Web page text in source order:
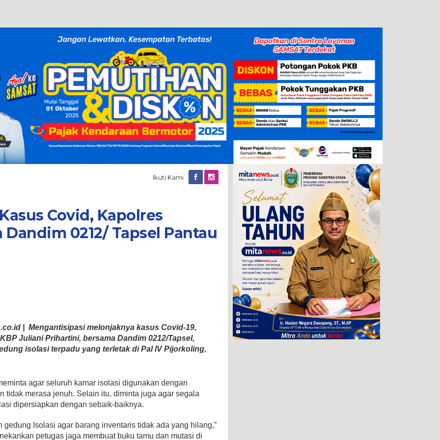
Ikuti Kami
Covid, Kapolres
0212/ Tapsel Pantau
| Mengantisipasi melonjaknya kasus Covid-19,
Juliani Prihartini, bersama Dandim 0212/Tapsel,
isolasi terpadu yang terletak di Pal IV Pijorkoling,
agar seluruh kamar isolasi digunakan dengan
tidak merasa jenuh. Selain itu, diminta juga agar segala
dipersiapkan dengan sebaik-baiknya.
gedung Isolasi agar barang inventaris tidak ada yang hilang,”
petugas jaga membuat buku tamu dan mutasi di